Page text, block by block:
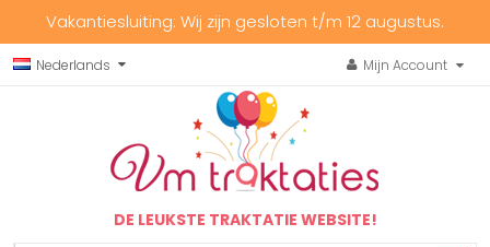
Vakantiesluiting: Wij zijn gesloten t/m 12 augustus.
Nederlands Mijn Account
DE LEUKSTE TRAKTATIE WEBSITE!